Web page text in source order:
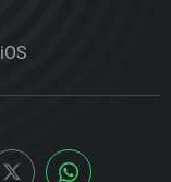
iOS